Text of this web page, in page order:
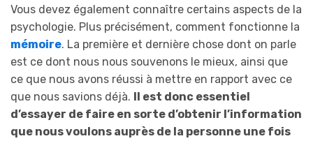
Vous devez également connaître certains aspects de la
psychologie. Plus précisément, comment fonctionne la
mémoire. La première et dernière chose dont on parle
est ce dont nous nous souvenons le mieux, ainsi que
ce que nous avons réussi à mettre en rapport avec ce
que nous savions déjà. Il est donc essentiel
d’essayer de faire en sorte d’obtenir l’information
que nous voulons auprès de la personne une fois